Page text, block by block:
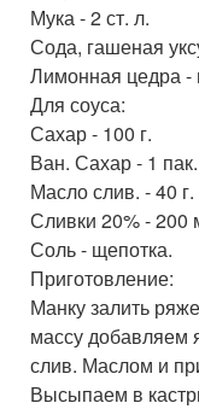
Мука - 2 ст. л.
Сода, гашеная
Лимонная цедра -
Для соуса:
Сахар - 100 г.
Ван. Сахар - 1 пак.
Масло слив. - 40 г.
Сливки 20% -
Соль - щепотка.
Приготовление:
Манку залить
массу добавляем
слив. Маслом и
Высыпаем в